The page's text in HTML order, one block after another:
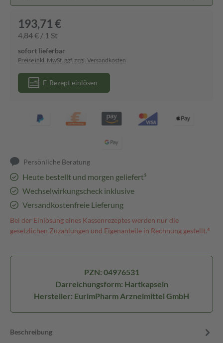
193,71 €
4,84 € / 1 St
sofort lieferbar
Preise inkl. MwSt. ggf. zzgl. Versandkosten
E-Rezept einlösen
Persönliche Beratung
Heute bestellt und morgen geliefert³
Wechselwirkungscheck inklusive
Versandkostenfreie Lieferung
Bei der Einlösung eines Kassenrezeptes werden nur die
gesetzlichen Zuzahlungen und Eigenanteile in Rechnung gestellt.⁴
PZN: 04976531
Darreichungsform: Hartkapseln
Hersteller: EurimPharm Arzneimittel GmbH
Beschreibung